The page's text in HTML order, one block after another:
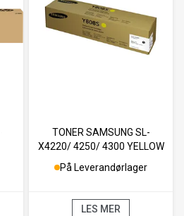
TONER SAMSUNG SL-
X4220/ 4250/ 4300 YELLOW
På Leverandørlager
LES MER